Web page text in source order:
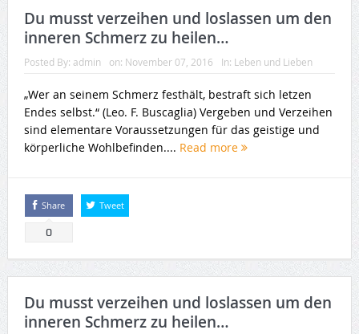
Du musst verzeihen und loslassen um den
inneren Schmerz zu heilen…
Posted By: admin on: November 07, 2016 In: Leben und Lieben
„Wer an seinem Schmerz festhält, bestraft sich letzen
Endes selbst.“ (Leo. F. Buscaglia) Vergeben und Verzeihen
sind elementare Voraussetzungen für das geistige und
körperliche Wohlbefinden.... Read more
Share
0
Tweet
Du musst verzeihen und loslassen um den
inneren Schmerz zu heilen…